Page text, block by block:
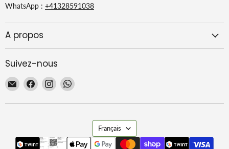
WhatsApp : +41328591038
A propos
Suivez-nous
Email
Magie
Trouvez-
nous
sur
Trouvez-
nous
sur
Trouvez-
sur
Langue
Français